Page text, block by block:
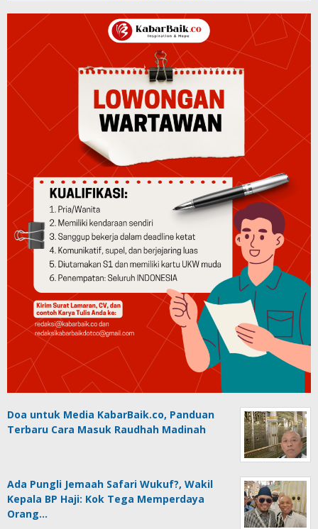
Doa untuk Media KabarBaik.co, Panduan
Terbaru Cara Masuk Raudhah Madinah
Ada Pungli Jemaah Safari Wukuf?, Wakil
Kepala BP Haji: Kok Tega Memperdaya
Orang…